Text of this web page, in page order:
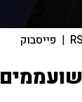
| פייסבוק